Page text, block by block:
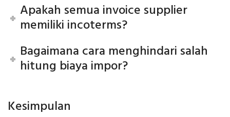
Apakah semua invoice supplier
memiliki incoterms?
Bagaimana cara menghindari salah
hitung biaya impor?
Kesimpulan